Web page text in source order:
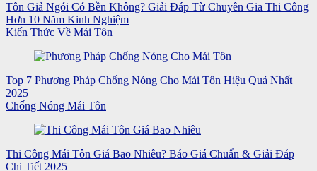
Tôn Giả Ngói Có Bền Không? Giải Đáp Từ Chuyên Gia Thi Công
Hơn 10 Năm Kinh Nghiệm
Kiến Thức Về Mái Tôn
Top 7 Phương Pháp Chống Nóng Cho Mái Tôn Hiệu Quả Nhất
2025
Chống Nóng Mái Tôn
Thi Công Mái Tôn Giá Bao Nhiêu? Báo Giá Chuẩn & Giải Đáp
Chi Tiết 2025